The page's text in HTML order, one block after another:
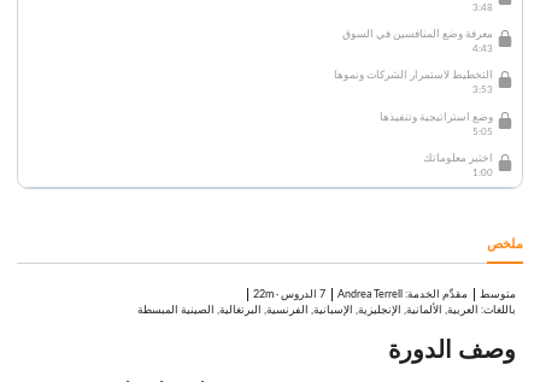
3:48
معرفة وضع المنافسين في السوق
4:43
التخطيط لاستمرار الشركات ونموها
3:53
وضع استراتيجية وتنفيذها
5:05
اختبر معلوماتك
1:00
ملخص
متوسط مقدِّم الخدمة:
Andrea Terrell 7 الدروس ·
22m
باللغات: العربية, الألمانية, الإنجليزية, الإسبانية, الفرنسية, البرتغالية, الصينية المبسطة
وصف الدورة